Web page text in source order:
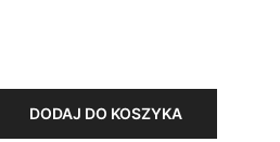
DODAJ DO KOSZYKA